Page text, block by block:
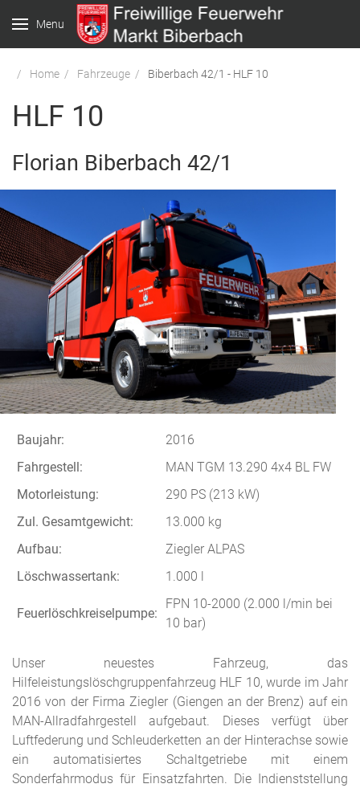
Menu
Home Fahrzeuge Biberbach 42/1 - HLF 10
HLF 10
Florian Biberbach 42/1
Baujahr:
2016
Fahrgestell:
MAN TGM 13.290 4x4 BL FW
Motorleistung:
290 PS (213 kW)
Zul. Gesamtgewicht:
13.000 kg
Aufbau:
Ziegler ALPAS
Löschwassertank:
1.000 l
Feuerlöschkreiselpumpe:
FPN 10-2000 (2.000 l/min bei
10 bar)
Unser neuestes Fahrzeug, das
Hilfeleistungslöschgruppenfahrzeug HLF 10, wurde im Jahr
2016 von der Firma Ziegler (Giengen an der Brenz) auf ein
MAN-Allradfahrgestell aufgebaut. Dieses verfügt über
Luftfederung und Schleuderketten an der Hinterachse sowie
ein automatisiertes Schaltgetriebe mit einem
Sonderfahrmodus für Einsatzfahrten. Die Indienststellung